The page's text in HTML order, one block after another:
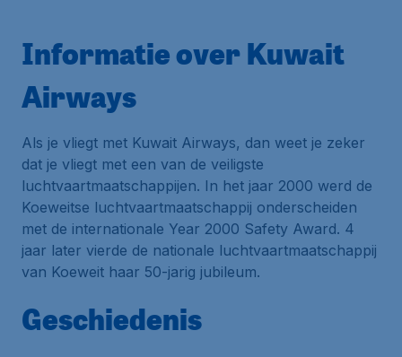
Informatie over Kuwait
Airways
Als je vliegt met Kuwait Airways, dan weet je zeker
dat je vliegt met een van de veiligste
luchtvaartmaatschappijen. In het jaar 2000 werd de
Koeweitse luchtvaartmaatschappij onderscheiden
met de internationale Year 2000 Safety Award. 4
jaar later vierde de nationale luchtvaartmaatschappij
van Koeweit haar 50-jarig jubileum.
Geschiedenis